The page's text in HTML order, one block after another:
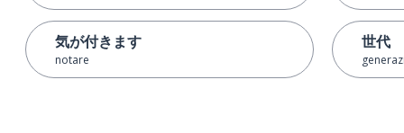
気が付きます
notare
世代